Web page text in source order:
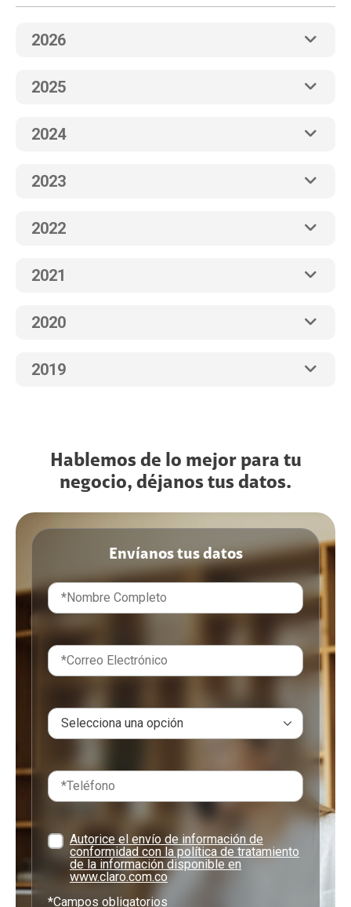
2026
2025
2024
2023
2022
2021
2020
2019
Hablemos de lo mejor para tu
negocio, déjanos tus datos.
Envíanos tus datos
Autorice el envío de información de
conformidad con la política de tratamiento
de la información disponible en
www.claro.com.co
*Campos obligatorios